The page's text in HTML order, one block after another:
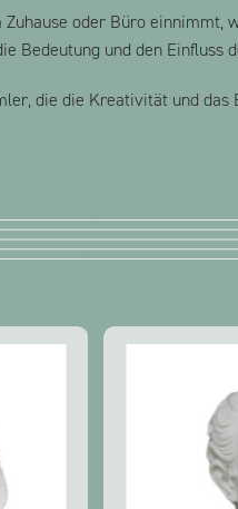
oder Büro
Bedeutung und den
die die Kreativität und